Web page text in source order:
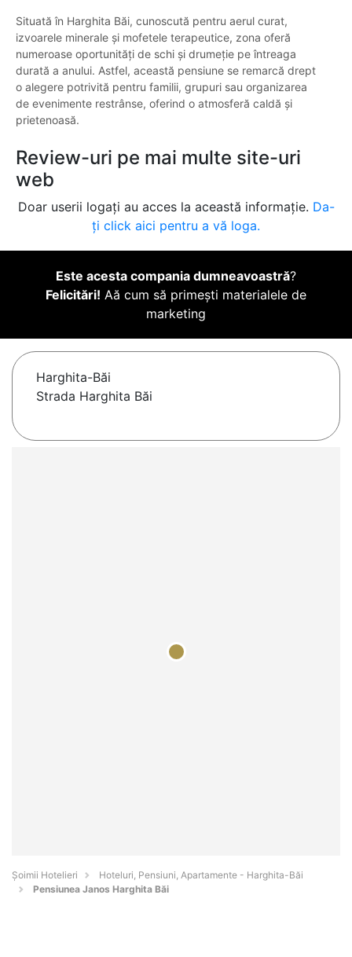
Situată în Harghita Băi, cunoscută pentru aerul curat,
izvoarele minerale și mofetele terapeutice, zona oferă
numeroase oportunități de schi și drumeție pe întreaga
durată a anului. Astfel, această pensiune se remarcă drept
o alegere potrivită pentru familii, grupuri sau organizarea
de evenimente restrânse, oferind o atmosferă caldă și
prietenoasă.
Review-uri pe mai multe site-uri
web
Doar userii logați au acces la această informație. Da-
ți click aici pentru a vă loga.
Este acesta compania dumneavoastră?
Felicitări! Aă cum să primești materialele de
marketing
Harghita-Băi
Strada Harghita Băi
Șoimii Hotelieri
Hoteluri, Pensiuni, Apartamente - Harghita-Băi
Pensiunea Janos Harghita Băi